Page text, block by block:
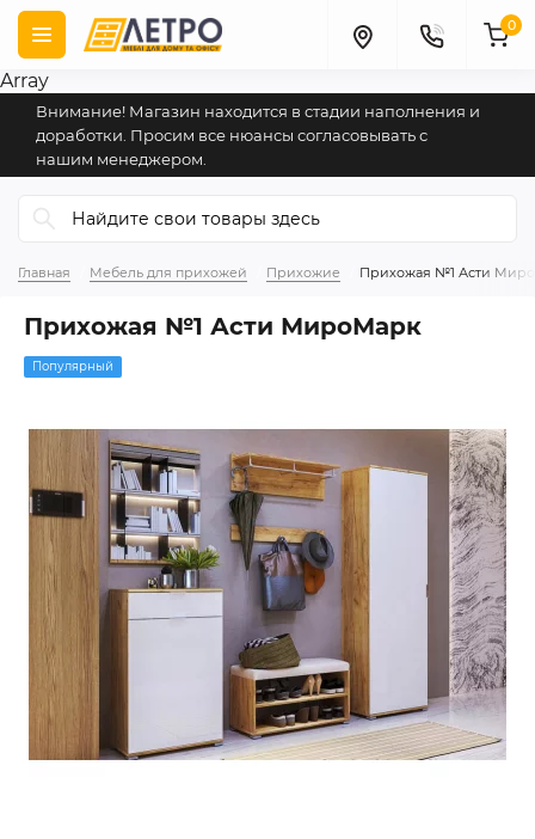
Array
Внимание! Магазин находится в стадии наполнения и
доработки. Просим все нюансы согласовывать с
нашим менеджером.
0
Главная Мебель для прихожей Прихожие Прихожая №1 Асти
Прихожая №1 Асти МироМарк
Популярный